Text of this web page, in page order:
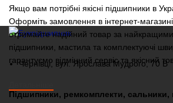
Якщо вам потрібні якісні підшипники в
Оформіть замовлення в інтернет-магазині
отримайте надійний товар за
підшипники, мастила та комплектуючі
гарантуємо відмінний сервіс та якісний
Чернівці, вул. Ярослава Мудрого, 70 В
Підшипники, ремкомплекти, сальники,